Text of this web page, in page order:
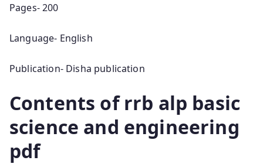
Pages- 200
Language- English
Publication- Disha publication
Contents of rrb alp basic
science and engineering
pdf